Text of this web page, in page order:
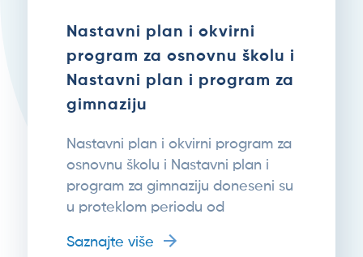
Nastavni plan i okvirni
program za osnovnu školu i
Nastavni plan i program za
gimnaziju
Nastavni plan i okvirni program za
osnovnu školu i Nastavni plan i
program za gimnaziju doneseni su
u proteklom periodu od
Saznajte više